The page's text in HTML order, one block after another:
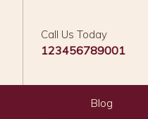
Call Us Today
123456789001
Blog